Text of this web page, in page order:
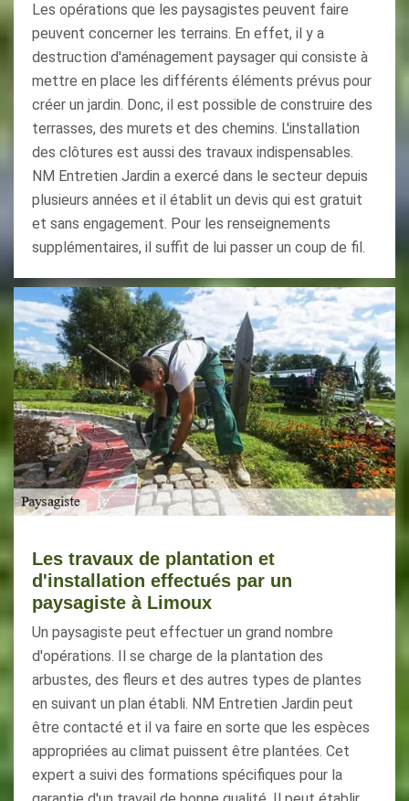
Les opérations que les paysagistes peuvent faire
peuvent concerner les terrains. En effet, il y a
destruction d'aménagement paysager qui consiste à
mettre en place les différents éléments prévus pour
créer un jardin. Donc, il est possible de construire des
terrasses, des murets et des chemins. L'installation
des clôtures est aussi des travaux indispensables.
NM Entretien Jardin a exercé dans le secteur depuis
plusieurs années et il établit un devis qui est gratuit
et sans engagement. Pour les renseignements
supplémentaires, il suffit de lui passer un coup de fil.
Les travaux de plantation et
d'installation effectués par un
paysagiste à Limoux
Un paysagiste peut effectuer un grand nombre
d'opérations. Il se charge de la plantation des
arbustes, des fleurs et des autres types de plantes
en suivant un plan établi. NM Entretien Jardin peut
être contacté et il va faire en sorte que les espèces
appropriées au climat puissent être plantées. Cet
expert a suivi des formations spécifiques pour la